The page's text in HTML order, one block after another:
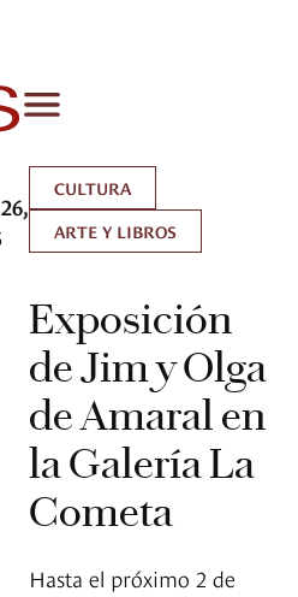
CULTURA
ARTE Y LIBROS
Exposición
de Jim y Olga
de Amaral en
la Galería La
Cometa
Hasta el próximo 2 de